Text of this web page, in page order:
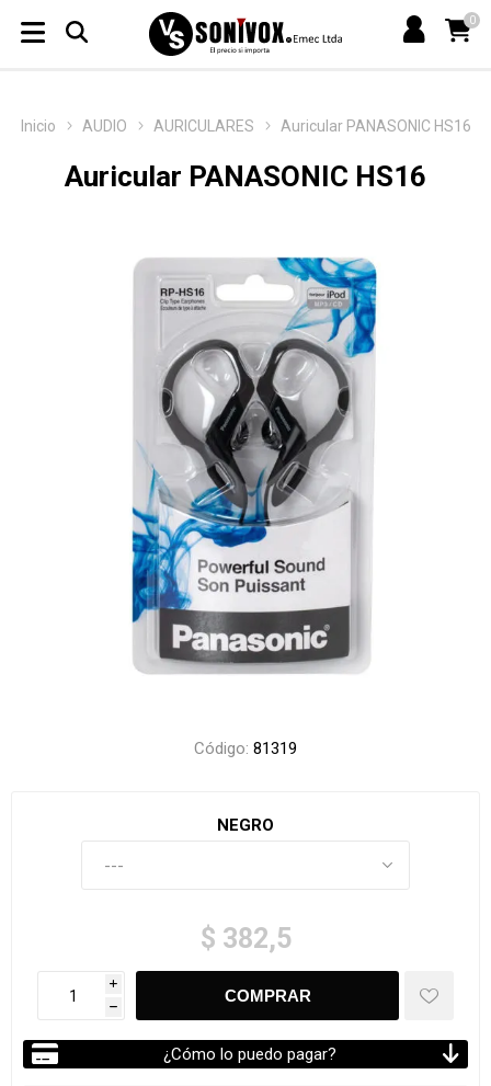
0
Inicio AUDIO AURICULARES Auricular PANASONIC HS16
Auricular PANASONIC HS16
Código: 81319
NEGRO
$ 382,5
i
h
¿Cómo lo puedo pagar?